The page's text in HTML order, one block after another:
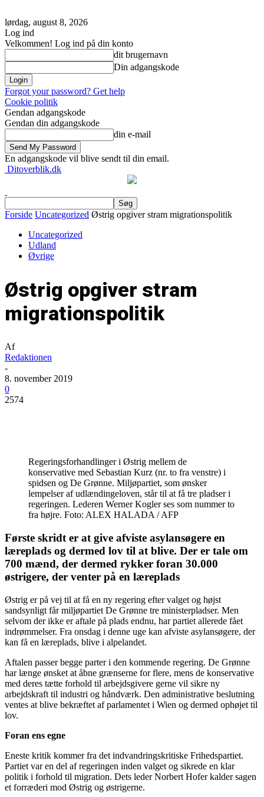
lørdag, august 8, 2026
Log ind
Velkommen! Log ind på din konto
dit brugernavn
Din adgangskode
Forgot your password? Get help
Cookie politik
Gendan adgangskode
Gendan din adgangskode
din e-mail
En adgangskode vil blive sendt til din email.
Ditoverblik.dk
Forside Uncategorized Østrig opgiver stram migrationspolitik
Uncategorized
Udland
Øvrige
Østrig opgiver stram
migrationspolitik
Af
Redaktionen
-
8. november 2019
0
2574
Regeringsforhandlinger i Østrig mellem de
konservative med Sebastian Kurz (nr. to fra venstre) i
spidsen og De Grønne. Miljøpartiet, som ønsker
lempelser af udlændingeloven, står til at få tre pladser i
regeringen. Lederen Werner Kogler ses som nummer to
fra højre. Foto: ALEX HALADA / AFP
Første skridt er at give afviste asylansøgere en
læreplads og dermed lov til at blive. Der er tale om
700 mænd, der dermed rykker foran 30.000
østrigere, der venter på en læreplads
Østrig er på vej til at få en ny regering efter valget og højst
sandsynligt får miljøpartiet De Grønne tre ministerpladser. Men
selvom der ikke er aftale på plads endnu, har partiet allerede fået
indrømmelser. Fra onsdag i denne uge kan afviste asylansøgere, der
kan få en læreplads, blive i alpelandet.
Aftalen passer begge parter i den kommende regering. De Grønne
har længe ønsket at åbne grænserne for flere, mens de konservative
med deres tætte forhold til arbejdsgivere gerne vil sikre ny
arbejdskraft til industri og håndværk. Den administrative beslutning
ventes at blive bekræftet af parlamentet i Wien og dermed ophøjet til
lov.
Foran ens egne
Eneste kritik kommer fra det indvandringskritiske Frihedspartiet.
Partiet var en del af regeringen inden valget og sikrede en klar
politik i forhold til migration. Dets leder Norbert Hofer kalder sagen
et forræderi mod Østrig og østrigerne.